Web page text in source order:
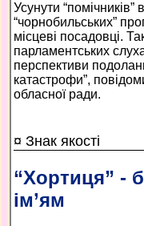
Усунути “помічників”
“чорнобильських”
місцеві посадовці.
парламентських
перспективи
катастрофи”,
обласної ради.
¤ Знак якості
“Хортиця” -
ім’ям